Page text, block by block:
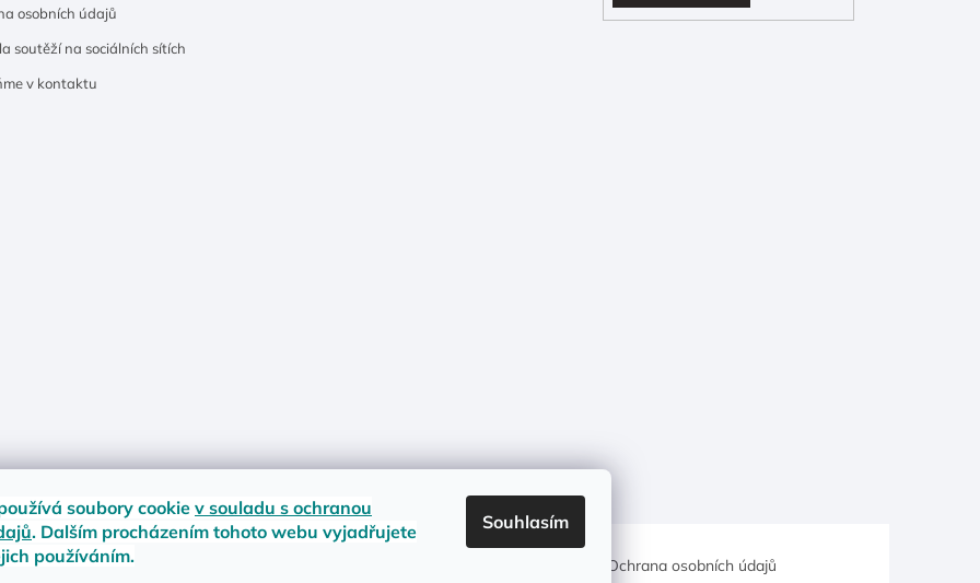
soubory cookiev souladu s ochranou
. Dalším procházením tohoto webu vyjadřujete
používáním.
Souhlasím
osobních údajů
soutěží na sociálních sítích
v kontaktu
zboží Materiály a velikosti Ochrana osobních údajů